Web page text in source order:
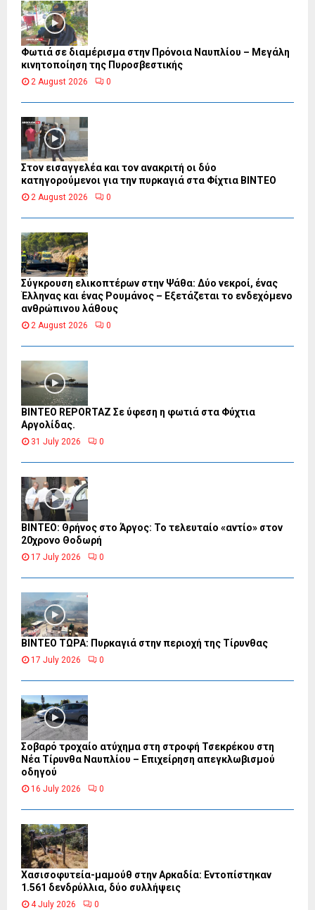
Φωτιά σε διαμέρισμα στην Πρόνοια Ναυπλίου – Μεγάλη
κινητοποίηση της Πυροσβεστικής
2 August 2026 0
Στον εισαγγελέα και τον ανακριτή οι δύο
κατηγορούμενοι για την πυρκαγιά στα Φίχτια ΒΙΝΤΕΟ
2 August 2026 0
Σύγκρουση ελικοπτέρων στην Ψάθα: Δύο νεκροί, ένας
Έλληνας και ένας Ρουμάνος – Εξετάζεται το ενδεχόμενο
ανθρώπινου λάθους
2 August 2026 0
BINTEO REPORTAZ Σε ύφεση η φωτιά στα Φύχτια
Αργολίδας.
31 July 2026 0
ΒΙΝΤΕΟ: Θρήνος στο Άργος: Το τελευταίο «αντίο» στον
20χρονο Θοδωρή
17 July 2026 0
ΒΙΝΤΕΟ ΤΩΡΑ: Πυρκαγιά στην περιοχή της Τίρυνθας
17 July 2026 0
Σοβαρό τροχαίο ατύχημα στη στροφή Τσεκρέκου στη
Νέα Τίρυνθα Ναυπλίου – Επιχείρηση απεγκλωβισμού
οδηγού
16 July 2026 0
Χασισοφυτεία-μαμούθ στην Αρκαδία: Εντοπίστηκαν
1.561 δενδρύλλια, δύο συλλήψεις
4 July 2026 0